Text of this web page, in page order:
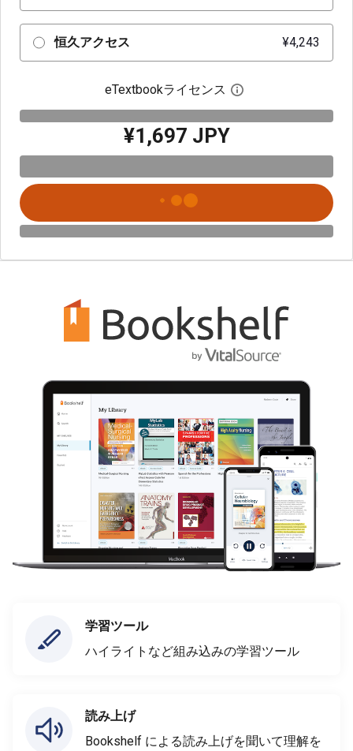
恒久アクセス ¥4,243
eTextbookライセンス デジタルライセン
¥1,697 JPY
学習ツール
ハイライトなど組み込みの学習ツール
読み上げ
Bookshelf による読み上げを聞いて理解を